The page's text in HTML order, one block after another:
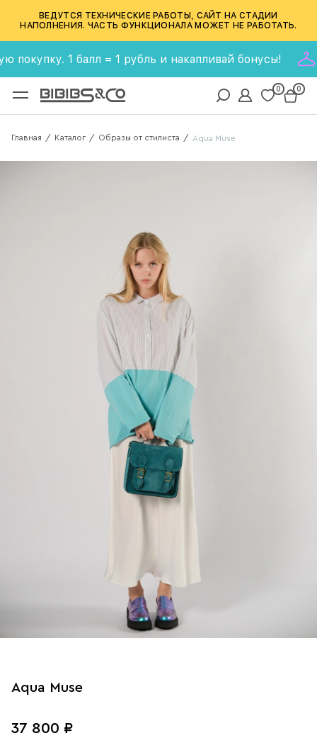
ВЕДУТСЯ ТЕХНИЧЕСКИЕ РАБОТЫ, САЙТ НА СТАДИИ
НАПОЛНЕНИЯ. ЧАСТЬ ФУНКЦИОНАЛА МОЖЕТ НЕ РАБОТАТЬ.
1 балл = 1 рубль и накапливай бонусы!
0 0
Главная / Каталог / Образы от стилиста / Aqua Muse
Aqua Muse
37 800 ₽